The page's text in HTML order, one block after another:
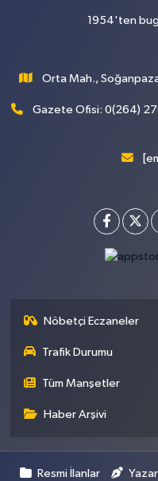
1954'ten
Orta Mah.,
Gazete Ofisi: 0(264)
Nöbetçi Eczaneler
Trafik Durumu
Tüm Manşetler
Haber Arşivi
Resmi İlanlar